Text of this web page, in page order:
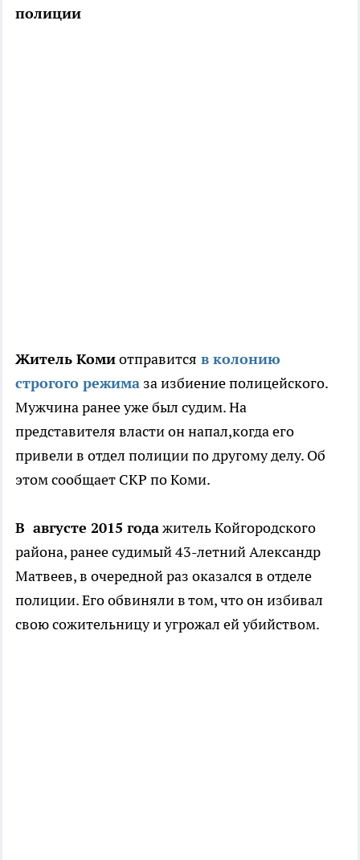
полиции
Житель Комиотправится в колонию
строгого режима за избиение полицейского.
Мужчина ранее уже был судим. На
представителя власти он напал,когда его
привели в отдел полиции по другому делу. Об
этом сообщает СКР по Коми.
В августе 2015 годажитель Койгородского
района, ранее судимый 43-летний Александр
Матвеев, в очередной раз оказался в отделе
полиции. Его обвиняли в том, что он избивал
свою сожительницу и угрожал ей убийством.